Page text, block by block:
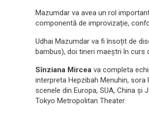
Mazumdar va avea un rol
componentă de improvizație,
Udhai Mazumdar va fi însoțit de
bambus), doi tineri maeștri în curs
Sînziana Mircea va completa
interpreta Hepzibah Menuhin,
scenele din Europa, SUA, China și
Tokyo Metropolitan Theater.